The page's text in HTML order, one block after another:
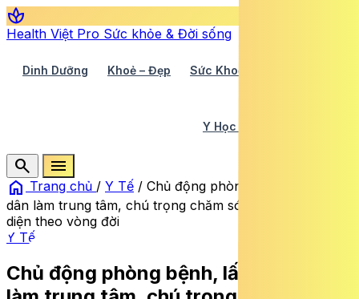
spa
Health Việt Pro Sức khỏe & Đời sống
Dinh Dưỡng Khoẻ – Đẹp Sức Khoẻ TV
Y Học Cổ Truyền
search
menu
home Trang chủ / Y Tế / Chủ động phòng bệnh, lấy người
dân làm trung tâm, chú trọng chăm sóc sức khỏe toàn
diện theo vòng đời
Y Tế
Chủ động phòng bệnh, lấy người dân